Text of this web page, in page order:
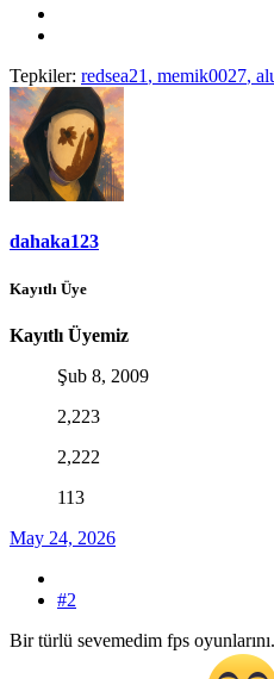
Tepkiler: redsea21 , memik0027,
dahaka123
Kayıtlı Üye
Kayıtlı Üyemiz
Şub 8, 2009
2,223
2,222
113
May 24, 2026
#2
Bir türlü sevemedim fps